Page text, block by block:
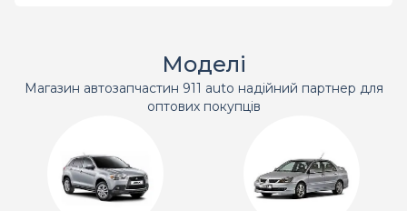
Моделі
Магазин автозапчастин 911 auto надійний партнер для
оптових покупців